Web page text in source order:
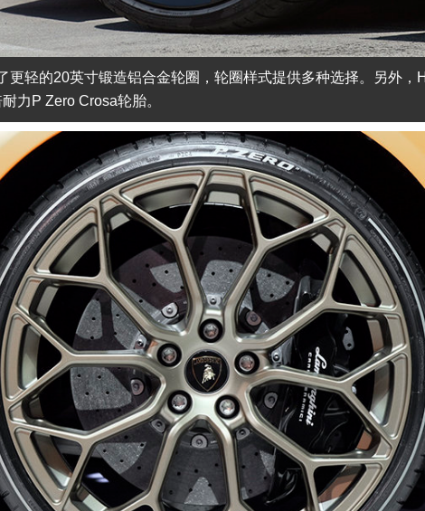
更轻的20英寸锻造铝合金轮圈，轮圈样式提供多种选择。另外，
力P Zero Crosa轮胎。